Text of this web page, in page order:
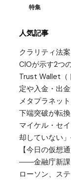
特集
人気記事
クラリティ法
CIOが示す2つ
Trust Wallet（
定や入金・出
メタプラネッ
下端突破が転
マイケル・セ
却していない
【今日の仮想
――金融庁新課
ローソン、ス